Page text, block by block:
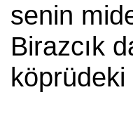
senin
Birazcık
köprüdeki